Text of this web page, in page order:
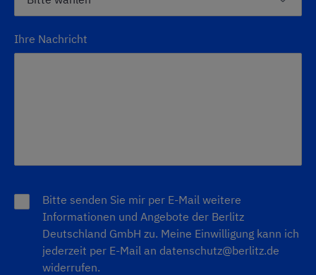
Ihre Nachricht
Bitte senden Sie mir per E-Mail weitere
Informationen und Angebote der Berlitz
Deutschland GmbH zu. Meine Einwilligung kann ich
jederzeit per E-Mail an datenschutz@berlitz.de
widerrufen.